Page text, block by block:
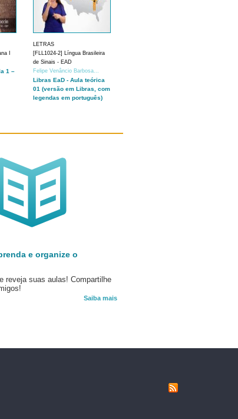
I
1 –
LETRAS
[FLL1024-2] Língua Brasileira
de Sinais - EAD
Felipe Venâncio Barbosa...
Libras EaD - Aula teórica
01 (versão em Libras, com
legendas em português)
e organize o
reveja suas aulas! Compartilhe
Saiba mais